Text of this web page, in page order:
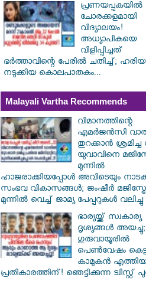
പ്രണയപ്പകയിൽ
ചോരക്കളമായി
വിദ്യാലയം!
അധ്യാപികയെ
വിളിപ്പിച്ചത്
ഭർത്താവിന്റെ പേരിൽ ചതിച്ച്;
നടുക്കിയ കൊലപാതകം...
Malayali Vartha Recommends
വിമാനത്തിന്റെ
എമർജൻസി
തുറക്കാൻ
യുവാവിനെ
മുന്നിൽ
ഹാജരാക്കിയപ്പോൾ അവിടെയും
സംഭവ വികാസങ്ങൾ; ജംഷീർ
മുന്നിൽ വെച്ച് ജാമ്യ പേപ്പറുകൾ വലിച്ചു
ഭാര്യയ്ക്ക് സ്വകാര്യ
ദൃശ്യങ്ങൾ അയച്ചു;
ഗുരുവായൂരിൽ
പെൺവേഷം
കാമുകൻ
പ്രതികാരത്തിന്! ഞെട്ടിക്കുന്ന ട്വിസ്റ്റ്